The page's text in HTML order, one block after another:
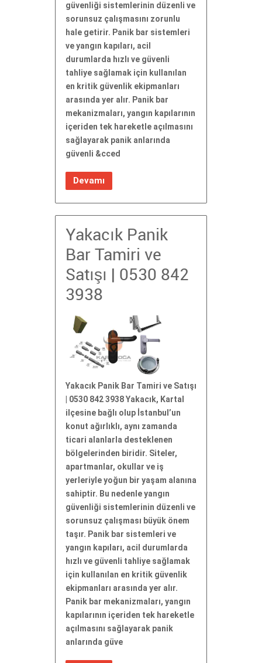
güvenliği sistemlerinin düzenli ve
sorunsuz çalışmasını zorunlu
hale getirir. Panik bar sistemleri
ve yangın kapıları, acil
durumlarda hızlı ve güvenli
tahliye sağlamak için kullanılan
en kritik güvenlik ekipmanları
arasında yer alır. Panik bar
mekanizmaları, yangın kapılarının
içeriden tek hareketle açılmasını
sağlayarak panik anlarında
güvenli &cced
Devamı
Yakacık Panik
Bar Tamiri ve
Satışı | 0530 842
3938
Yakacık Panik Bar Tamiri ve Satışı
| 0530 842 3938 Yakacık, Kartal
ilçesine bağlı olup İstanbul’un
konut ağırlıklı, aynı zamanda
ticari alanlarla desteklenen
bölgelerinden biridir. Siteler,
apartmanlar, okullar ve iş
yerleriyle yoğun bir yaşam alanına
sahiptir. Bu nedenle yangın
güvenliği sistemlerinin düzenli ve
sorunsuz çalışması büyük önem
taşır. Panik bar sistemleri ve
yangın kapıları, acil durumlarda
hızlı ve güvenli tahliye sağlamak
için kullanılan en kritik güvenlik
ekipmanları arasında yer alır.
Panik bar mekanizmaları, yangın
kapılarının içeriden tek hareketle
açılmasını sağlayarak panik
anlarında güve